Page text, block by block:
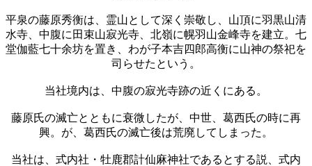
平泉の藤原秀衡は、霊山として深く崇敬し、山頂に羽黒山清
水寺、中腹に田束山寂光寺、北嶺に幌羽山金峰寺を建立。七
堂伽藍七十余坊を置き、わが子本吉四郎高衡に山神の祭祀を
司らせたという。
当社境内は、中腹の寂光寺跡の近くにある。
藤原氏の滅亡とともに衰微したが、中世、葛西氏の時に再
興。が、葛西氏の滅亡後は荒廃してしまった。
当社は、式内社・牡鹿郡計仙麻神社であるとする説、式内